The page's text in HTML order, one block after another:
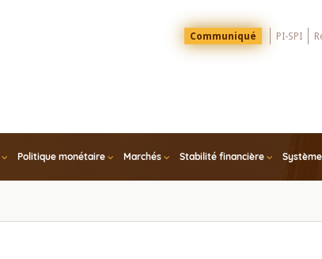
Menu
Top
Communiqué PI-SPI
Politique monétaire Marchés Stabilité financière